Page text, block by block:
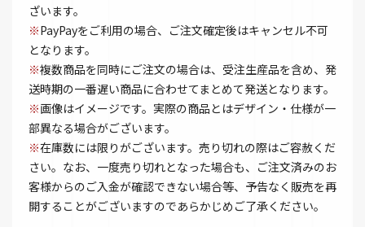
ざいます。
※PayPayをご利用の場合、ご注文確定後はキャンセル不可
となります。
※複数商品を同時にご注文の場合は、受注生産品を含め、発
送時期の一番遅い商品に合わせてまとめて発送となります。
※画像はイメージです。実際の商品とはデザイン・仕様が一
部異なる場合がございます。
※在庫数には限りがございます。売り切れの際はご容赦くだ
さい。なお、一度売り切れとなった場合も、ご注文済みのお
客様からのご入金が確認できない場合等、予告なく販売を再
開することがございますのであらかじめご了承ください。